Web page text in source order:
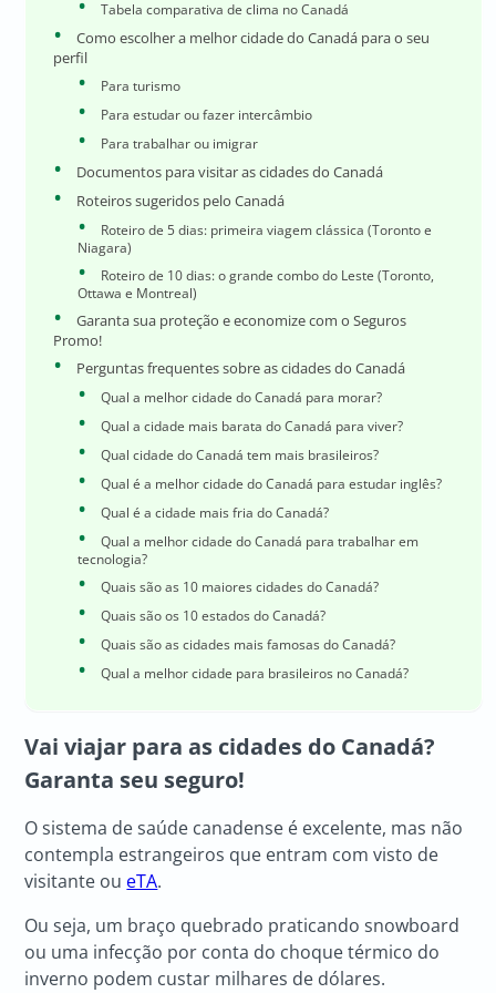
Tabela comparativa de clima no Canadá
Como escolher a melhor cidade do Canadá para o seu
perfil
Para turismo
Para estudar ou fazer intercâmbio
Para trabalhar ou imigrar
Documentos para visitar as cidades do Canadá
Roteiros sugeridos pelo Canadá
Roteiro de 5 dias: primeira viagem clássica (Toronto e
Niagara)
Roteiro de 10 dias: o grande combo do Leste (Toronto,
Ottawa e Montreal)
Garanta sua proteção e economize com o Seguros
Promo!
Perguntas frequentes sobre as cidades do Canadá
Qual a melhor cidade do Canadá para morar?
Qual a cidade mais barata do Canadá para viver?
Qual cidade do Canadá tem mais brasileiros?
Qual é a melhor cidade do Canadá para estudar inglês?
Qual é a cidade mais fria do Canadá?
Qual a melhor cidade do Canadá para trabalhar em
tecnologia?
Quais são as 10 maiores cidades do Canadá?
Quais são os 10 estados do Canadá?
Quais são as cidades mais famosas do Canadá?
Qual a melhor cidade para brasileiros no Canadá?
Vai viajar para as cidades do Canadá?
Garanta seu seguro!
O sistema de saúde canadense é excelente, mas não
contempla estrangeiros que entram com visto de
visitante ou eTA.
Ou seja, um braço quebrado praticando snowboard
ou uma infecção por conta do choque térmico do
inverno podem custar milhares de dólares.